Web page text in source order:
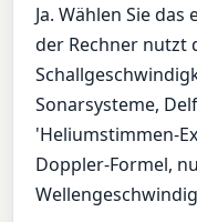
Ja. Wählen Sie
der Rechner nutzt
Sonarsysteme,
'Heliumstimmen-
Doppler-Formel,